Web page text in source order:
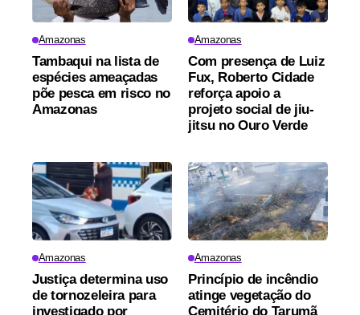
Amazonas
Tambaqui na lista de
espécies ameaçadas
põe pesca em risco no
Amazonas
Amazonas
Com presença de Luiz
Fux, Roberto Cidade
reforça apoio a
projeto social de jiu-
jitsu no Ouro Verde
Amazonas
Justiça determina uso
de tornozeleira para
investigado por
Amazonas
Princípio de incêndio
atinge vegetação do
Cemitério do Tarumã